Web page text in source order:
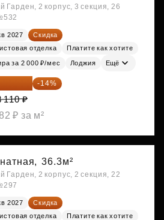
Гарден, 2 корпус, 3 секция, 26
2027
Скидка
отделка
Платите как хотите
за 2 000 ₽/мес Лоджия Ещё
275 ₽ -14%
110 ₽
₽ за м²
36.3м²
Гарден, 2 корпус, 2 секция, 22
2027
Скидка
отделка
Платите как хотите